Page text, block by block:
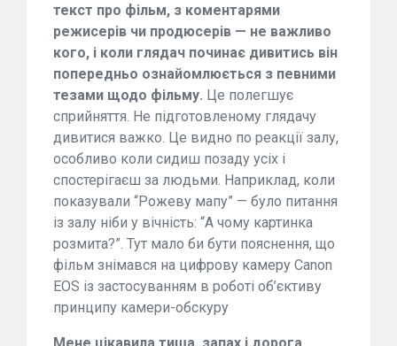
текст про фільм, з коментарями
режисерів чи продюсерів — не важливо
кого, і коли глядач починає дивитись він
попередньо ознайомлюється з певними
тезами щодо фільму. Це полегшує
сприйняття. Не підготовленому глядачу
дивитися важко. Це видно по реакції залу,
особливо коли сидиш позаду усіх і
спостерігаєш за людьми. Наприклад, коли
показували “Рожеву мапу” — було питання
із залу ніби у вічність: “А чому картинка
розмита?”. Тут мало би бути пояснення, що
фільм знімався на цифрову камеру Canon
EOS із застосуванням в роботі об’єктиву
принципу камери-обскуру
Мене цікавила тиша, запах і дорога